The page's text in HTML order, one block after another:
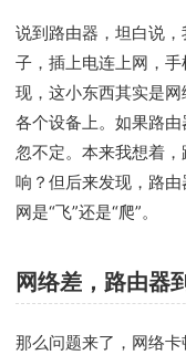
说到路由器，坦白说
子，插上电连上网，
现，这小东西其实是
各个设备上。如果路
忽不定。本来我想着
响？但后来发现，路
网是“飞”还是“爬”。
网络差，路由器
那么问题来了，网络